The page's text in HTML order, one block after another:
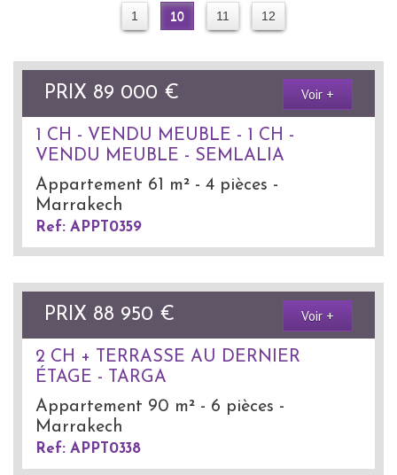
1 10 11 12
PRIX 89 000 € Voir +
1 CH - VENDU MEUBLE - 1 CH -
VENDU MEUBLE - SEMLALIA
Appartement 61 m² - 4 pièces -
Marrakech
Ref: APPT0359
PRIX 88 950 € Voir +
2 CH + TERRASSE AU DERNIER
ÉTAGE - TARGA
Appartement 90 m² - 6 pièces -
Marrakech
Ref: APPT0338